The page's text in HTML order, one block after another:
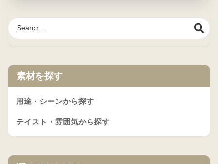
素材を探す
用途・シーンから探す
テイスト・雰囲気から探す